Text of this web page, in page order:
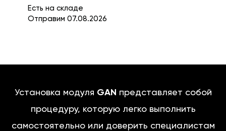
Есть на складе
Отправим 07.08.2026
Установка модуля GAN представляет собой
процедуру, которую легко выполнить
самостоятельно или доверить специалистам